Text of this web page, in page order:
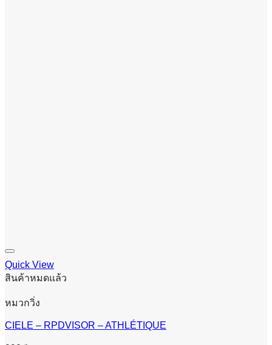
Quick View
สินค้าหมดแล้ว
หมวกวิ่ง
CIELE – RPDVISOR – ATHLÉTIQUE